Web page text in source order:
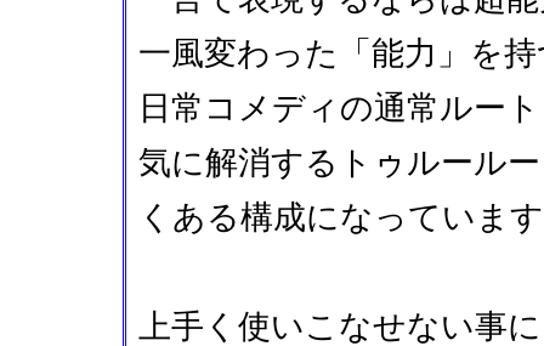
一風変わった「能力」を
日常コメディの通常ルー
気に解消するトゥルール
くある構成になっていま
上手く使いこなせない事